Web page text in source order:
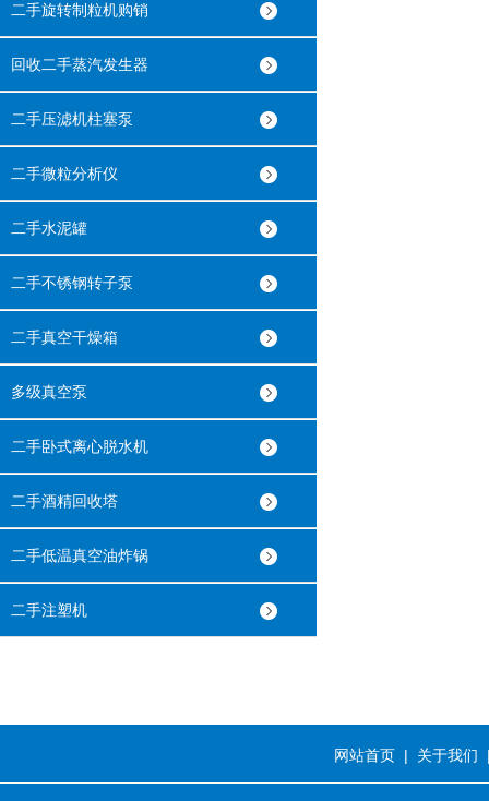
二手旋转制粒机购销
回收二手蒸汽发生器
二手压滤机柱塞泵
二手微粒分析仪
二手水泥罐
二手不锈钢转子泵
二手真空干燥箱
多级真空泵
二手卧式离心脱水机
二手酒精回收塔
二手低温真空油炸锅
二手注塑机
网站首页 | 关于我们